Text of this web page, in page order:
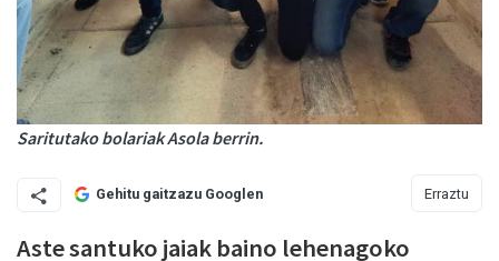
Saritutako bolariak Asola berrin.
Gehitu gaitzazu Googlen Erraztu
Aste santuko jaiak baino lehenagoko